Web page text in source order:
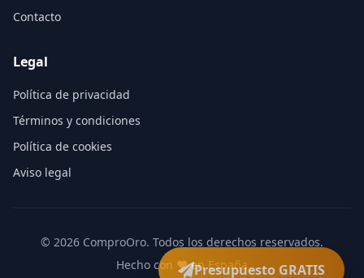
Presupuesto GRATIS
Contacto
Legal
Política de privacidad
Términos y condiciones
Política de cookies
Aviso legal
© 2026 ComproOro. Todos los derechos reservados.
Hecho con ❤️ en España